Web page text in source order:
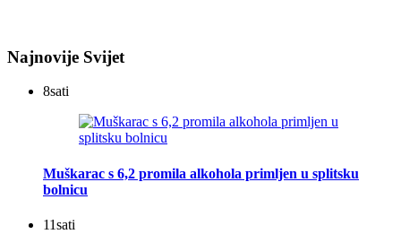
Najnovije Svijet
8sati
Muškarac s 6,2 promila alkohola primljen u splitsku
bolnicu
11sati